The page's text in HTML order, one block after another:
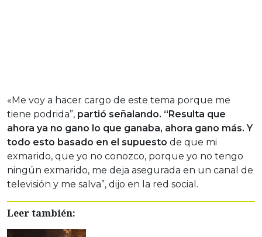
«Me voy a hacer cargo de este tema porque me
tiene podrida”, partió señalando. “Resulta que
ahora ya no gano lo que ganaba, ahora gano más. Y
todo esto basado en el supuesto de que mi
exmarido, que yo no conozco, porque yo no tengo
ningún exmarido, me deja asegurada en un canal de
televisión y me salva”, dijo en la red social.
Leer también: